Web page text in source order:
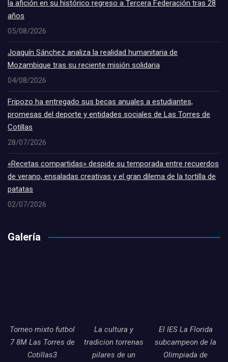
la afición en su histórico regreso a Tercera Federación tras 28
años
05/08/2026
Joaquín Sánchez analiza la realidad humanitaria de
Mozambique tras su reciente misión solidaria
04/08/2026
Fripozo ha entregado sus becas anuales a estudiantes,
promesas del deporte y entidades sociales de Las Torres de
Cotillas
28/07/2026
«Recetas compartidas» despide su temporada entre recuerdos
de verano, ensaladas creativas y el gran dilema de la tortilla de
patatas
02/07/2026
Galería
Torneo mixto futbol
7 8M Las Torres de
Cotillas3
La cultura y
tradicion torrenas
pilares de un
El IES La Florida
subcampeon de la
Olimpiada de